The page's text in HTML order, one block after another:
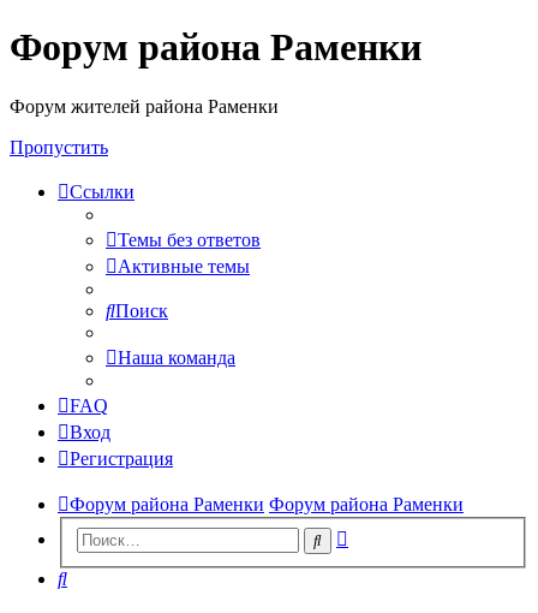
Форум района Раменки
Форум жителей района Раменки
Пропустить
Ссылки
Темы без ответов
Активные темы
Поиск
Наша команда
FAQ
Вход
Регистрация
Форум района Раменки Форум района Раменки
Поиск
Поиск